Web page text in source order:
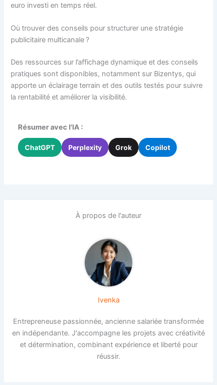
euro investi en temps réel.
Où trouver des conseils pour structurer une stratégie
publicitaire multicanale ?
Des ressources sur l’affichage dynamique et des conseils
pratiques sont disponibles, notamment sur Bizentys, qui
apporte un éclairage terrain et des outils testés pour suivre
la rentabilité et améliorer la visibilité.
Résumer avec l'IA :
ChatGPT Perplexity Grok Copilot
À propos de l'auteur
Ivenka
Entrepreneuse passionnée, ancienne salariée transformée
en indépendante. J'accompagne les projets avec créativité
et détermination, combinant expérience et liberté pour
réussir.